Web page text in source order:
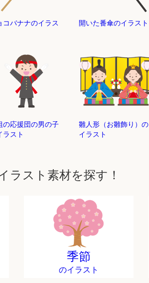
コバナナのイラス
開いた番傘のイラスト
の応援団の男の子
ラスト
雛人形（お雛飾り）の
イラスト
ラスト素材を探す！
季節
のイラスト